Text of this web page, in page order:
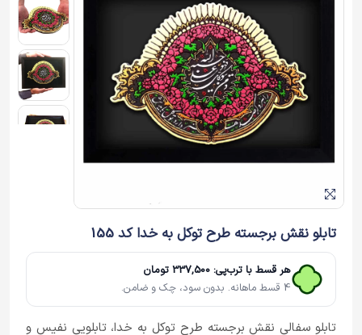
تابلو نقش برجسته طرح توکل به خدا کد 155
هر قسط با ترب‌پی: 337,500 تومان
4 قسط ماهانه. بدون سود، چک و ضامن.
تابلو سفالی نقش برجسته طرح توکل به خدا، تابلویی نفیس و